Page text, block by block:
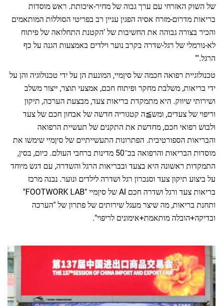
עם ערך גבוה של מחיר-איכותת. ראש מוסדות
מזרח אסיה הפגין עניין רב בפריטי הסוללות המותאמים
גבוהה את החשיבות של 'הקטנת התחלואה של פיתוח
של רגל-שדרה בקרב נוער וילדים באמצעות הגנה על כף
רפואה חכמה של סיןמיי, המונעת הן על ידי טכנולוגיה והן על
משלבת מחקר ופיתוח חכם, אמצעי תוצר, ייצור משלב
היא מתמקדת בריאות צעד, מבצעת הערכה, תיקון
צעדים, ומש≧ה קטגוריה חדשה של אבחון חכם של צעד
חכם, מחדשת את התקנים של תעשיית הרפואה
הספורטיבית. הפתרונות התעשייתיים של סיןמיי שימשו את
מוסדות הבריאות והרפואה בכ־50 מדינות ברחבי העולם. כיום, בסין,
היא בצעד ובבריאות הרגל והשדרה, עם דגש מיוחד
צעד וסנכרון רגל ושדרה לילדים ונוער. נבנה מרכז
בריאות צעד ורגל ושדרה חכם AI של סיןמיי "FOOTWORK LAB"
מה שיצר מעגל שירותים של פתרון של "הערכה
מותאמת+אימונים לריפוי".